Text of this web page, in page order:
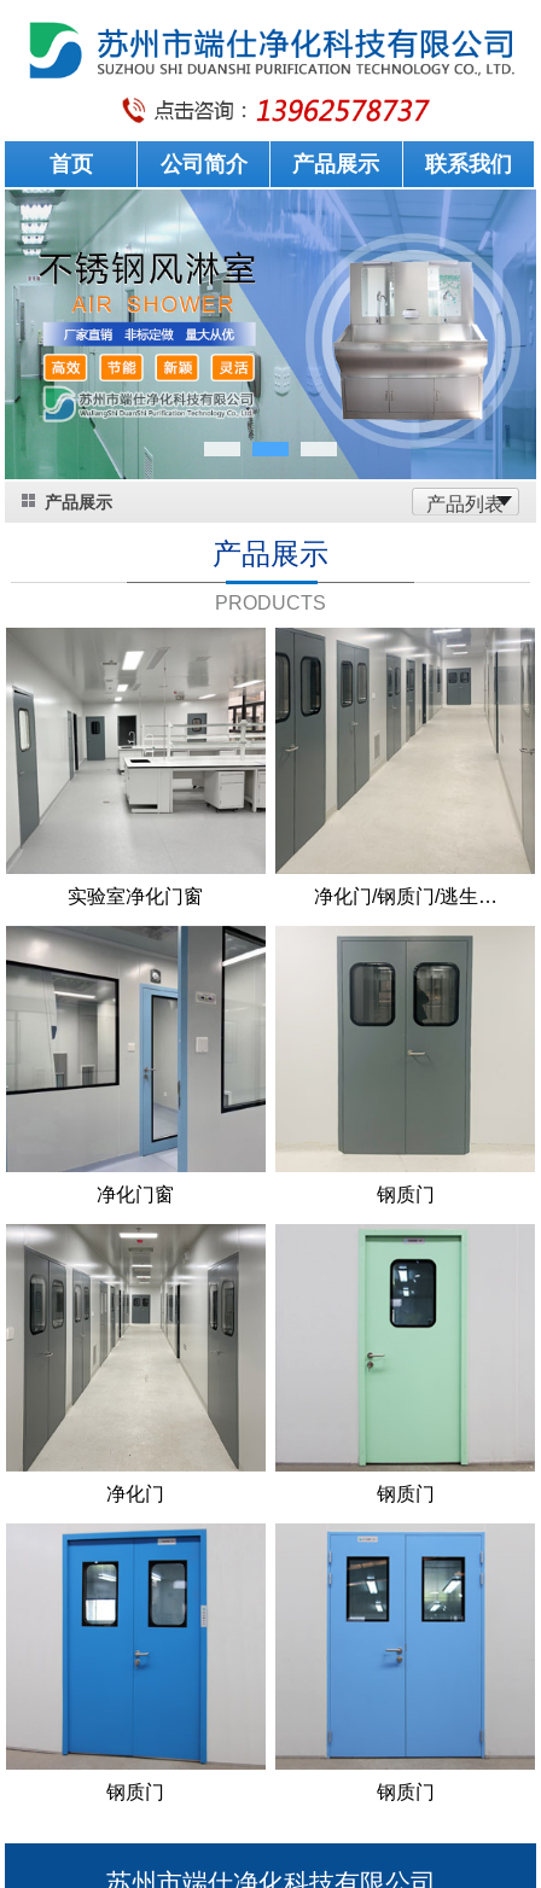
首页 公司简介 产品展示 联系我们
产品展示 产品列表
产品展示
PRODUCTS
实验室净化门窗 净化门/钢质门/逃生…
净化门窗 钢质门
净化门 钢质门
钢质门 钢质门
苏州市端仕净化科技有限公司